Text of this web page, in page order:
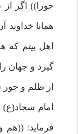
جورا)) اگر از
همانا خداوند
اهل بيتم
گيرد و جهان
از ظلم و
امام
فرمايد: ((هم